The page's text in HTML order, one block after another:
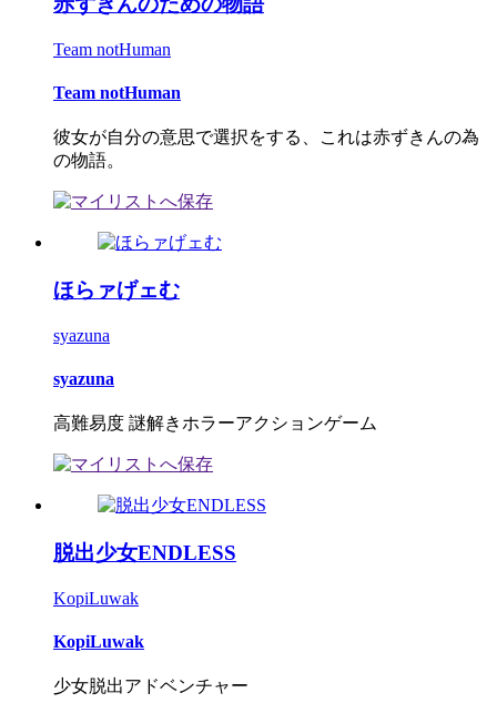
Team notHuman
Team notHuman
彼女が自分の意思で選択をする、これは赤ずきんの為
の物語。
ほらァげェむ
syazuna
syazuna
高難易度 謎解きホラーアクションゲーム
脱出少女ENDLESS
KopiLuwak
KopiLuwak
少女脱出アドベンチャー